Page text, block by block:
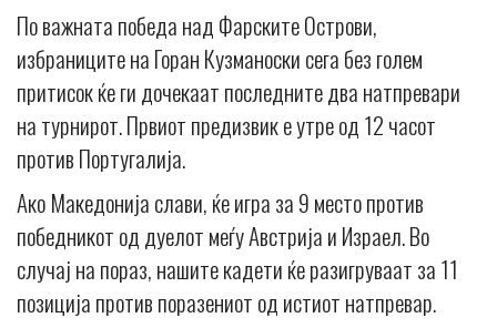
По важната победа над Фарските Острови,
избраниците на Горан Кузманоски сега без голем
притисок ќе ги дочекаат последните два натпревари
на турнирот. Првиот предизвик е утре од 12 часот
против Португалија.
Ако Македонија слави, ќе игра за 9 место против
победникот од дуелот меѓу Австрија и Израел. Во
случај на пораз, нашите кадети ќе разигруваат за 11
позиција против поразениот од истиот натпревар.